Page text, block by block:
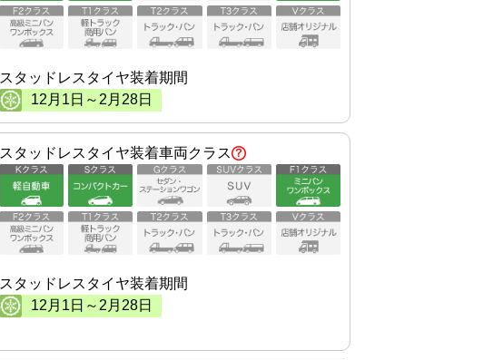
スタッドレスタイヤ装着期間
12 月 1 日～ 2 月 28日
スタッドレスタイヤ装着車両クラス
スタッドレスタイヤ装着期間
12 月 1 日～ 2 月 28日